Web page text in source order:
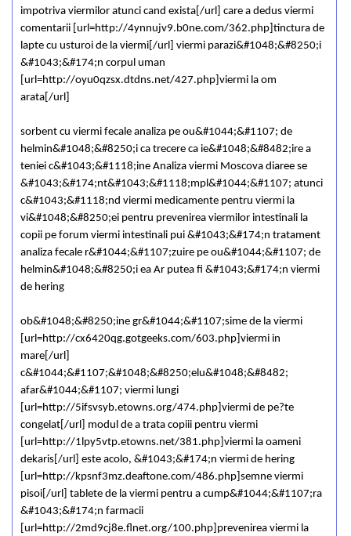
impotriva viermilor atunci cand exista[/url] care a dedus viermi
comentarii [url=http://4ynnujv9.b0ne.com/362.php]tinctura de
lapte cu usturoi de la viermi[/url] viermi parazi&#1048;&#8250;i
&#1043;&#174;n corpul uman
[url=http://oyu0qzsx.dtdns.net/427.php]viermi la om
arata[/url]
sorbent cu viermi fecale analiza pe ou&#1044;&#1107; de
helmin&#1048;&#8250;i ca trecere ca ie&#1048;&#8482;ire a
teniei c&#1043;&#1118;ine Analiza viermi Moscova diaree se
&#1043;&#174;nt&#1043;&#1118;mpl&#1044;&#1107; atunci
c&#1043;&#1118;nd viermi medicamente pentru viermi la
vi&#1048;&#8250;ei pentru prevenirea viermilor intestinali la
copii pe forum viermi intestinali pui &#1043;&#174;n tratament
analiza fecale r&#1044;&#1107;zuire pe ou&#1044;&#1107; de
helmin&#1048;&#8250;i ea Ar putea fi &#1043;&#174;n viermi
de hering
ob&#1048;&#8250;ine gr&#1044;&#1107;sime de la viermi
[url=http://cx6420qg.gotgeeks.com/603.php]viermi in
mare[/url]
c&#1044;&#1107;&#1048;&#8250;elu&#1048;&#8482;
afar&#1044;&#1107; viermi lungi
[url=http://5ifsvsyb.etowns.org/474.php]viermi de pe?te
congelat[/url] modul de a trata copiii pentru viermi
[url=http://1lpy5vtp.etowns.net/381.php]viermi la oameni
dekaris[/url] este acolo, &#1043;&#174;n viermi de hering
[url=http://kpsnf3mz.deaftone.com/486.php]semne viermi
pisoi[/url] tablete de la viermi pentru a cump&#1044;&#1107;ra
&#1043;&#174;n farmacii
[url=http://2md9cj8e.flnet.org/100.php]prevenirea viermi la